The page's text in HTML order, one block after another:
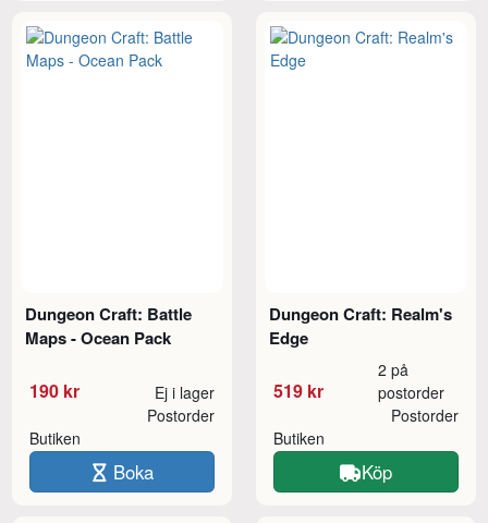
Dungeon Craft: Battle
Maps - Ocean Pack
190 kr Ej i lager
Butiken
Postorder
Boka
Dungeon Craft: Realm's
Edge
519 kr
2 på
postorder
Butiken
Postorder
Köp